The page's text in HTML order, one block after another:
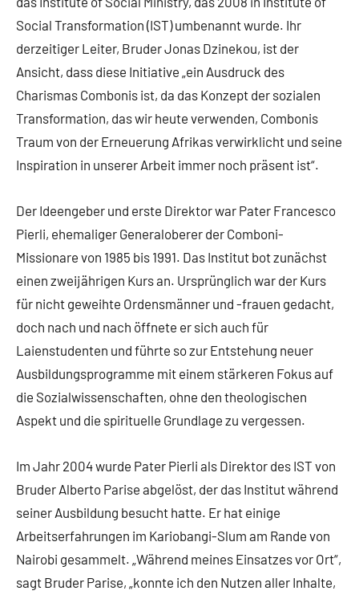
Social Transformation (IST) umbenannt wurde. Ihr
derzeitiger Leiter, Bruder Jonas Dzinekou, ist der
Ansicht, dass diese Initiative „ein Ausdruck des
Charismas Combonis ist, da das Konzept der sozialen
Transformation, das wir heute verwenden, Combonis
Traum von der Erneuerung Afrikas verwirklicht und seine
Inspiration in unserer Arbeit immer noch präsent ist“.
Der Ideengeber und erste Direktor war Pater Francesco
Pierli, ehemaliger Generaloberer der Comboni-
Missionare von 1985 bis 1991. Das Institut bot zunächst
einen zweijährigen Kurs an. Ursprünglich war der Kurs
für nicht geweihte Ordensmänner und -frauen gedacht,
doch nach und nach öffnete er sich auch für
Laienstudenten und führte so zur Entstehung neuer
Ausbildungsprogramme mit einem stärkeren Fokus auf
die Sozialwissenschaften, ohne den theologischen
Aspekt und die spirituelle Grundlage zu vergessen.
Im Jahr 2004 wurde Pater Pierli als Direktor des IST von
Bruder Alberto Parise abgelöst, der das Institut während
seiner Ausbildung besucht hatte. Er hat einige
Arbeitserfahrungen im Kariobangi-Slum am Rande von
Nairobi gesammelt. „Während meines Einsatzes vor Ort“,
sagt Bruder Parise, „konnte ich den Nutzen aller Inhalte,